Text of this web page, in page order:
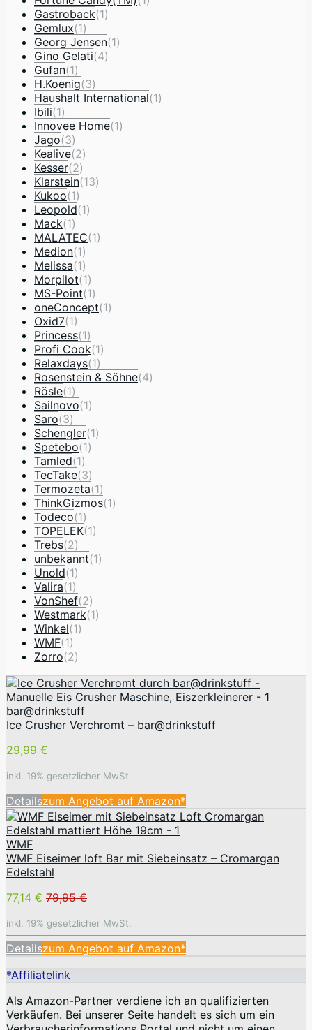
Gastroback(1)
Gemlux(1)
Georg Jensen(1)
Gino Gelati(4)
Gufan(1)
H.Koenig(3)
Haushalt International(1)
Ibili(1)
Innovee Home(1)
Jago(3)
Kealive(2)
Kesser(2)
Klarstein(13)
Kukoo(1)
Leopold(1)
Mack(1)
MALATEC(1)
Medion(1)
Melissa(1)
Morpilot(1)
MS-Point(1)
oneConcept(1)
Oxid7(1)
Princess(1)
Profi Cook(1)
Relaxdays(1)
Rosenstein & Söhne(4)
Rösle(1)
Sailnovo(1)
Saro(3)
Schengler(1)
Spetebo(1)
Tamled(1)
TecTake(3)
Termozeta(1)
ThinkGizmos(1)
Todeco(1)
TOPELEK(1)
Trebs(2)
unbekannt(1)
Unold(1)
Valira(1)
VonShef(2)
Westmark(1)
Winkel(1)
WMF(1)
Zorro(2)
bar@drinkstuff
Ice Crusher Verchromt – bar@drinkstuff
29,99 €
inkl. 19% gesetzlicher MwSt.
Detailszum Angebot auf Amazon*
WMF
WMF Eiseimer loft Bar mit Siebeinsatz – Cromargan
Edelstahl
77,14 € 79,95 €
inkl. 19% gesetzlicher MwSt.
Detailszum Angebot auf Amazon*
*Affiliatelink
Als Amazon-Partner verdiene ich an qualifizierten
Verkäufen. Bei unserer Seite handelt es sich um ein